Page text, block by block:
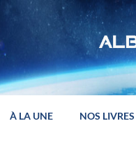
À LA UNE NOS LIVRES